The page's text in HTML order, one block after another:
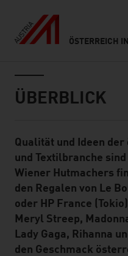
ÖSTERREICH
ÜBERBLICK
Standard Content Module
Qualität und Ideen
und Textilbranche
Wiener Hutmachers
den Regalen von Le
oder HP France
Meryl Streep,
Lady Gaga, Rihanna
den Geschmack